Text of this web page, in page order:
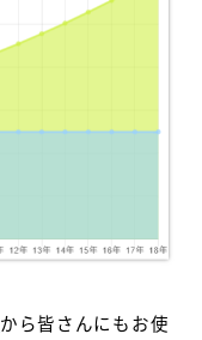
から皆さんにもお使